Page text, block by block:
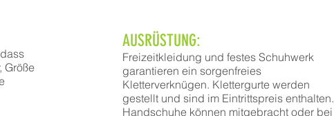
Größe
AUSRÜSTUNG:
Freizeitkleidung und festes Schuhwerk
garantieren ein sorgenfreies
Kletterverknügen. Klettergurte werden
gestellt und sind im Eintrittspreis enthalten.
Handschuhe können mitgebracht oder bei